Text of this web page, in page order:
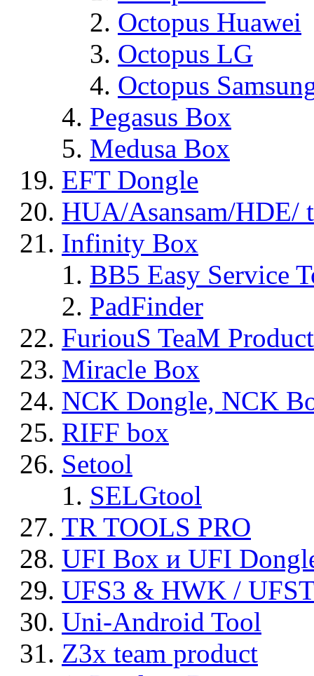
Octopus Huawei
Octopus LG
Octopus
Pegasus Box
Medusa Box
EFT Dongle
HUA/Asansam/HDE/
Infinity Box
BB5 Easy Service
PadFinder
FuriouS TeaM
Miracle Box
NCK Dongle, NCK
RIFF box
Setool
SELGtool
TR TOOLS PRO
UFI Box и UFI
UFS3 & HWK /
Uni-Android Tool
Z3x team product